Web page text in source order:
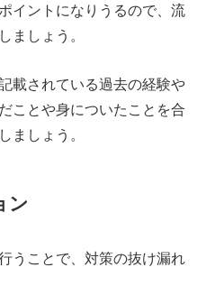
イントになりうるので、流
ましょう。
載されている過去の経験や
ことや身についたことを合
ましょう。
ン
うことで、対策の抜け漏れ